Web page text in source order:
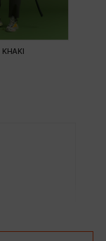
KHAKI